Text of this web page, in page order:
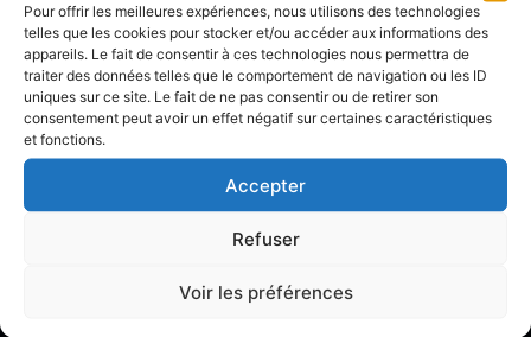
Pour offrir les meilleures expériences, nous utilisons des technologies
telles que les cookies pour stocker et/ou accéder aux informations des
appareils. Le fait de consentir à ces technologies nous permettra de
traiter des données telles que le comportement de navigation ou les ID
uniques sur ce site. Le fait de ne pas consentir ou de retirer son
consentement peut avoir un effet négatif sur certaines caractéristiques
et fonctions.
Accepter
Refuser
Voir les préférences
Découvrez toutes les informations, avis et
analyses détaillées concernant la zoneBas-
rhin.
À PROPOS DE BAS-RHIN
Le Bas-Rhin (/bɑ.ʁɛ̃/) est un département
C'est une circonscription administrative,